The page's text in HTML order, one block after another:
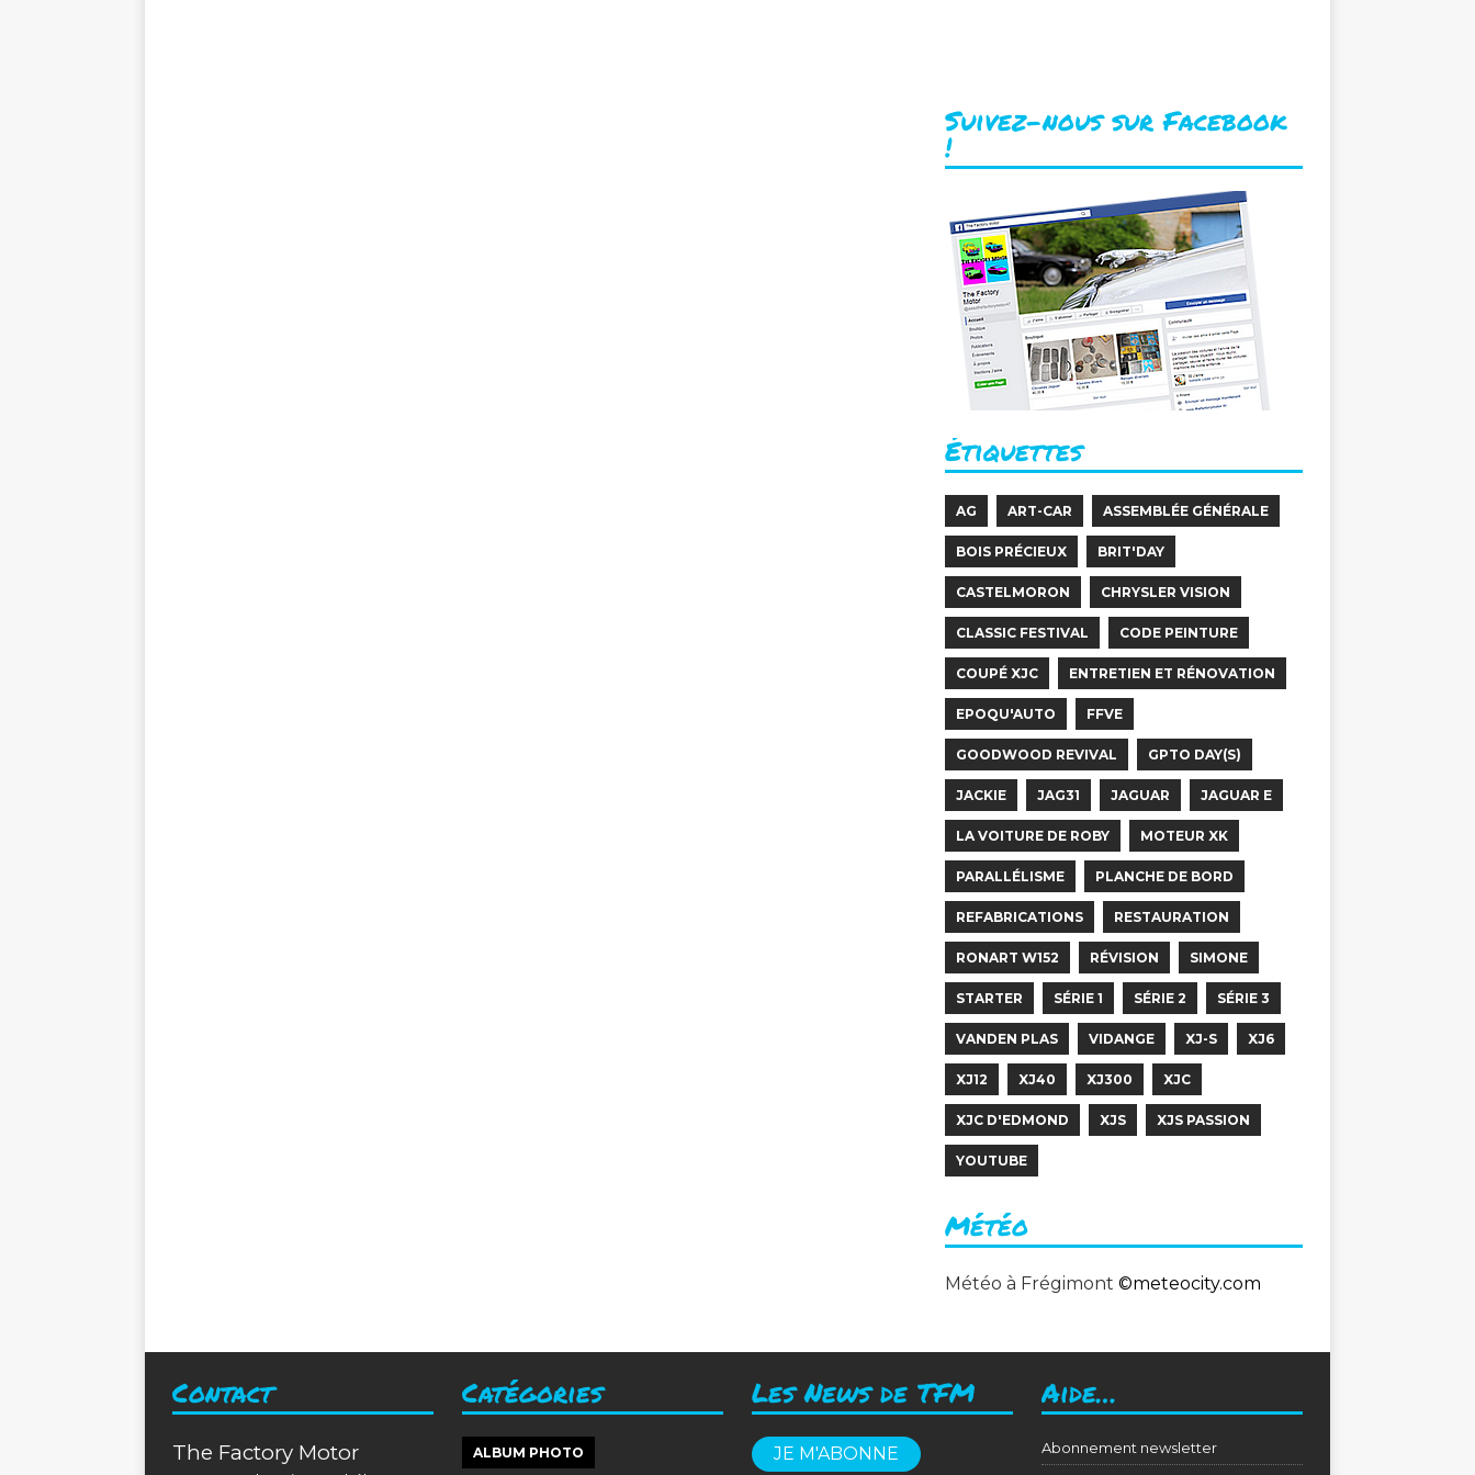
Suivez-nous sur Facebook
!
Étiquettes
AG ART-CAR ASSEMBLÉE GÉNÉRALE
BOIS PRÉCIEUX BRIT'DAY
CASTELMORON CHRYSLER VISION
CLASSIC FESTIVAL CODE PEINTURE
COUPÉ XJC ENTRETIEN ET RÉNOVATION
EPOQU'AUTO FFVE
GOODWOOD REVIVAL GPTO DAY(S)
JACKIE JAG31 JAGUAR JAGUAR E
LA VOITURE DE ROBY MOTEUR XK
PARALLÉLISME PLANCHE DE BORD
REFABRICATIONS RESTAURATION
RONART W152 RÉVISION SIMONE
STARTER SÉRIE 1 SÉRIE 2 SÉRIE 3
VANDEN PLAS VIDANGE XJ-S XJ6
XJ12 XJ40 XJ300 XJC
XJC D'EDMOND XJS XJS PASSION
YOUTUBE
Météo
Météo à Frégimont ©meteocity.com
Contact
The Factory Motor
Catégories
ALBUM PHOTO
Les News de TFM
JE M'ABONNE
Aide…
Abonnement newsletter